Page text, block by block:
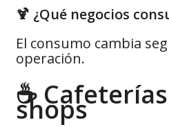
🍹 ¿Qué negocios
El consumo cambia
operación.
☕
shops